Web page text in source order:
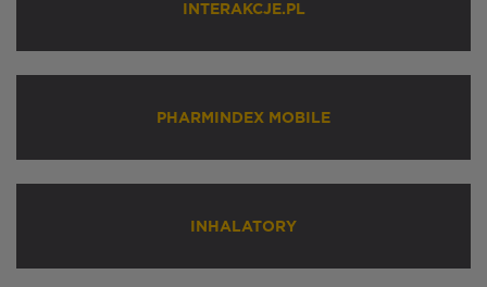
INTERAKCJE.PL
PHARMINDEX MOBILE
INHALATORY